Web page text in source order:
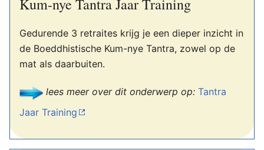
Kum-nye Tantra Jaar Training
Gedurende 3 retraites krijg je een dieper inzicht in
de Boeddhistische Kum-nye Tantra, zowel op de
mat als daarbuiten.
lees meer over dit onderwerp op: Tantra
Jaar Training